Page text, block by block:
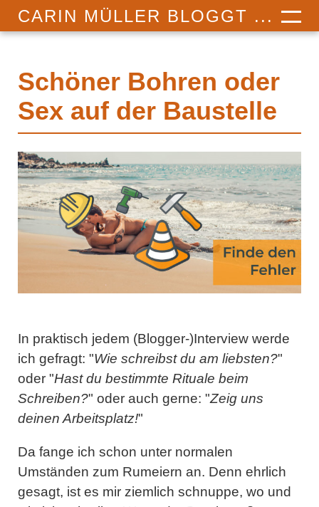
CARIN MÜLLER BLOGGT ...
Schöner Bohren oder
Sex auf der Baustelle
In praktisch jedem (Blogger-)Interview werde
ich gefragt: "Wie schreibst du am liebsten?"
oder "Hast du bestimmte Rituale beim
Schreiben?" oder auch gerne: "Zeig uns
deinen Arbeitsplatz!"
Da fange ich schon unter normalen
Umständen zum Rumeiern an. Denn ehrlich
gesagt, ist es mir ziemlich schnuppe, wo und